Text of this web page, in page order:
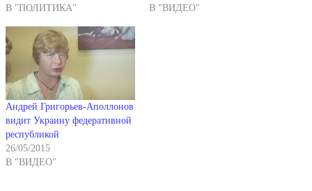
В "ПОЛИТИКА"
В "ВИДЕО"
Андрей Григорьев-Аполлонов
видит Украину федеративной
республикой
26/05/2015
В "ВИДЕО"